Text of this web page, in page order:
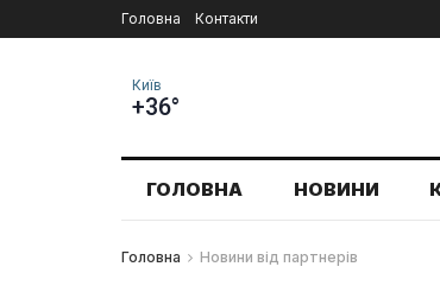
Головна Контакти
Київ
+36°
ГОЛОВНА НОВИНИ
Головна Новини від партнерів